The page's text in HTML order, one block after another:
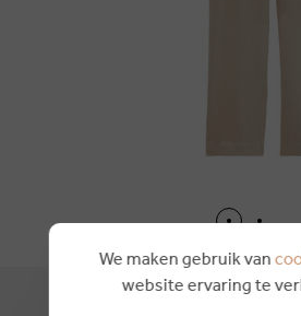
We maken gebruik van
website ervaring te